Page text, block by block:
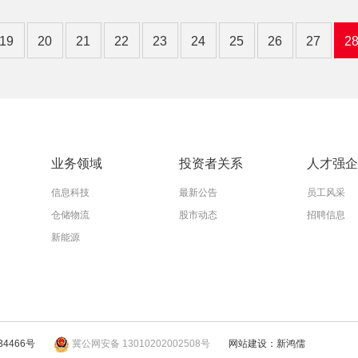
19 20 21 22 23 24 25 26 27 28
业务领域
信息科技
仓储物流
新能源
投资者关系
最新公告
股市动态
人才强企
员工风采
招聘信息
号 冀公网安备 13010202002508号 网站建设：新鸿儒